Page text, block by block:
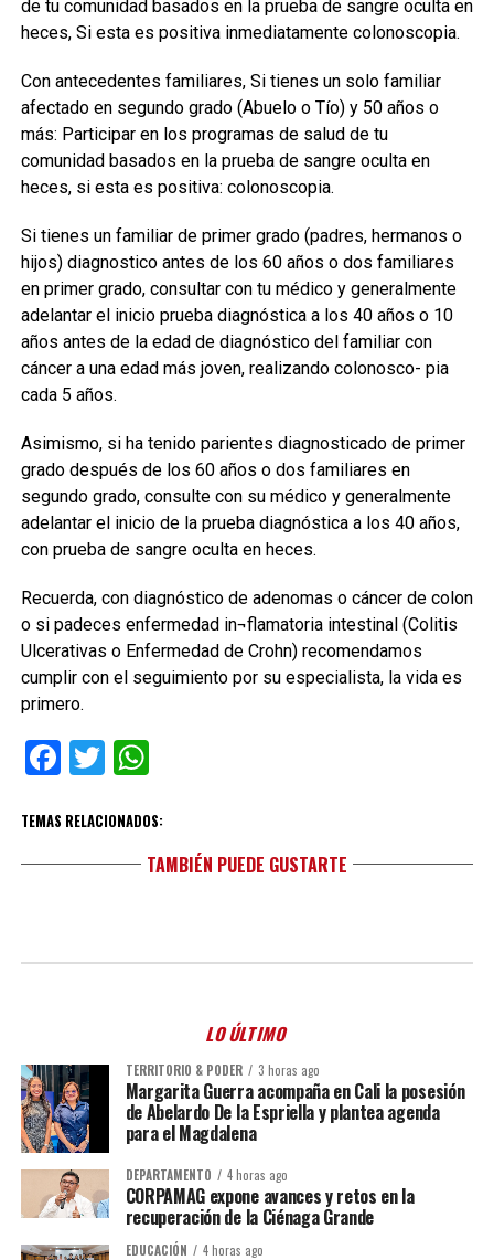
de tu comunidad basados en la prueba de sangre oculta en
heces, Si esta es positiva inmediatamente colonoscopia.
Con antecedentes familiares, Si tienes un solo familiar
afectado en segundo grado (Abuelo o Tío) y 50 años o
más: Participar en los programas de salud de tu
comunidad basados en la prueba de sangre oculta en
heces, si esta es positiva: colonoscopia.
Si tienes un familiar de primer grado (padres, hermanos o
hijos) diagnostico antes de los 60 años o dos familiares
en primer grado, consultar con tu médico y generalmente
adelantar el inicio prueba diagnóstica a los 40 años o 10
años antes de la edad de diagnóstico del familiar con
cáncer a una edad más joven, realizando colonosco- pia
cada 5 años.
Asimismo, si ha tenido parientes diagnosticado de primer
grado después de los 60 años o dos familiares en
segundo grado, consulte con su médico y generalmente
adelantar el inicio de la prueba diagnóstica a los 40 años,
con prueba de sangre oculta en heces.
Recuerda, con diagnóstico de adenomas o cáncer de colon
o si padeces enfermedad in¬flamatoria intestinal (Colitis
Ulcerativas o Enfermedad de Crohn) recomendamos
cumplir con el seguimiento por su especialista, la vida es
primero.
Facebook
TwitterWhatsApp
TEMAS RELACIONADOS:
TAMBIÉN PUEDE GUSTARTE
LO ÚLTIMO
TERRITORIO & PODER 3 horas ago
Margarita Guerra acompaña en Cali la posesión
de Abelardo De la Espriella y plantea agenda
para el Magdalena
DEPARTAMENTO 4 horas ago
CORPAMAG expone avances y retos en la
recuperación de la Ciénaga Grande
EDUCACIÓN 4 horas ago